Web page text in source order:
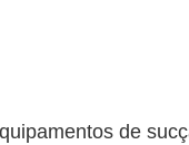
de